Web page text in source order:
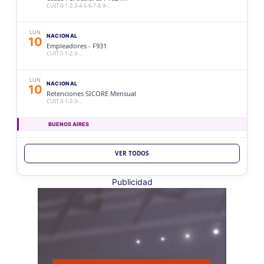
CUIT 0-1-2-3-4-5-6-7-8-9-…
LUN
10 NACIONAL
Empleadores - F931
CUIT 0-1-2-3-…
LUN
10 NACIONAL
Retenciones SICORE Mensual
CUIT 0-1-2-3-…
BUENOS AIRES
BUENOS AIRES
Ag. Bs As Reg Gral Retenc 2aQ
CUIT 0-1-2-3-4-5-6-7-8-9-…
LUN
10
10
VER TODOS
Publicidad